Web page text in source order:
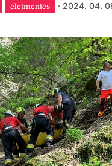
életmentés · 2024. 04.